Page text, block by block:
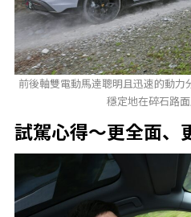
前後軸雙電動馬達聰明且迅速的動
穩定地在碎石路面
試駕心得～更全面、